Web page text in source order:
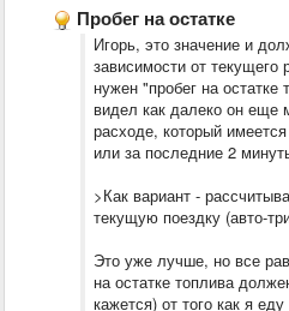
Пробег на остатке
Игорь, это значение и
зависимости от
нужен "пробег на
видел как далеко он еще
расходе, который
или за последние 2
>Как вариант -
текущую поездку (авто-
Это уже лучше, но все
на остатке топлива
кажется) от того как я